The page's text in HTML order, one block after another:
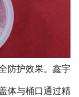
护效果。鑫宇
体与桶口通过精